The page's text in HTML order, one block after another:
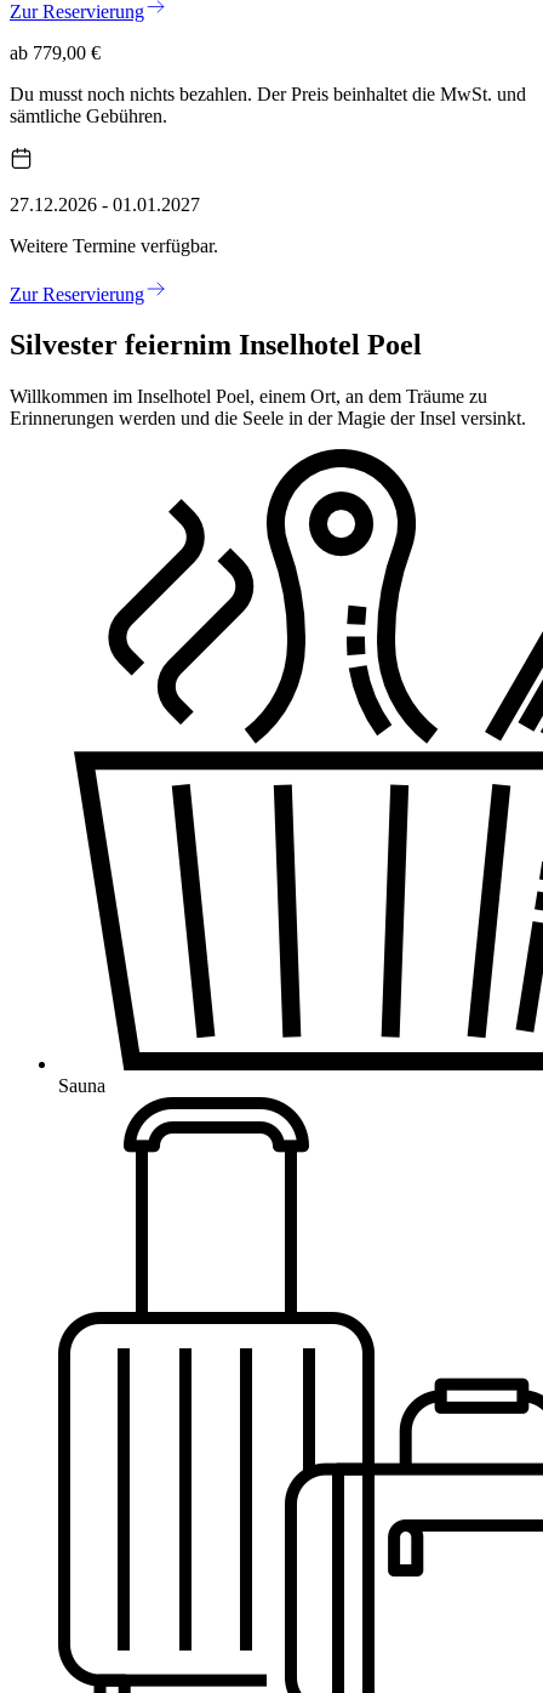
Zur Reservierung
ab 779,00 €
Du musst noch nichts bezahlen. Der Preis beinhaltet die MwSt. und
sämtliche Gebühren.
27.12.2026 - 01.01.2027
Weitere Termine verfügbar.
Zur Reservierung
Silvester feiernim Inselhotel Poel
Willkommen im Inselhotel Poel, einem Ort, an dem Träume zu
Erinnerungen werden und die Seele in der Magie der Insel versinkt.
Sauna